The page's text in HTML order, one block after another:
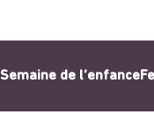
Semaine de l’enfance